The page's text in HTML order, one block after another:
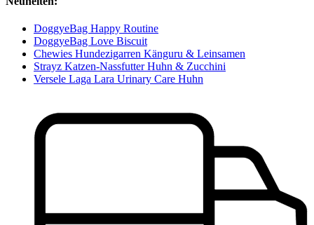
DoggyeBag Happy Routine
DoggyeBag Love Biscuit
Chewies Hundezigarren Känguru & Leinsamen
Strayz Katzen-Nassfutter Huhn & Zucchini
Versele Laga Lara Urinary Care Huhn